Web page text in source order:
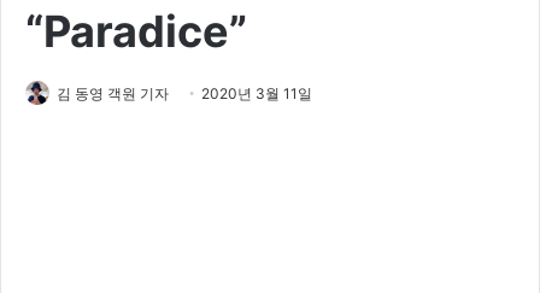
“Paradice”
김 동영 객원 기자 2020년 3월 11일